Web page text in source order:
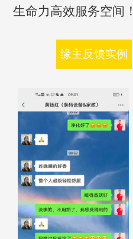
生命力高效服务空间！
缘主反馈实例